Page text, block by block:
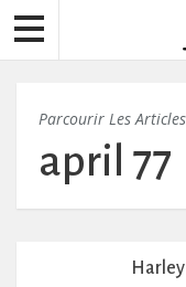
Parcourir Les Articles
april 77